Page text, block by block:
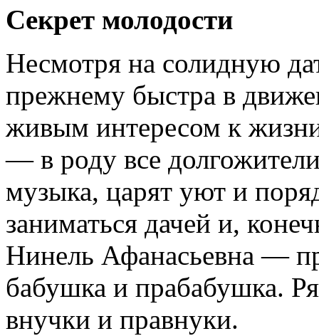
Секрет молодости
Несмотря на солидную
прежнему быстра в
живым интересом к
— в роду все
музыка, царят уют и
заниматься дачей и,
Нинель Афанасьевна —
бабушка и прабабушка.
внучки и правнуки.